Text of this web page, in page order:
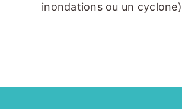
inondations ou un